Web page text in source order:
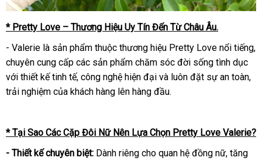
* Pretty Love – Thương Hiệu Uy Tín Đến Từ Châu Âu.
- Valerie là sản phẩm thuộc thương hiệu Pretty Love nổi tiếng,
chuyên cung cấp các sản phẩm chăm sóc đời sống tình dục
với thiết kế tinh tế, công nghệ hiện đại và luôn đặt sự an toàn,
trải nghiệm của khách hàng lên hàng đầu.
* Tại Sao Các Cặp Đôi Nữ Nên Lựa Chọn Pretty Love Valerie?
- Thiết kế chuyên biệt: Dành riêng cho quan hệ đồng nữ, tăng